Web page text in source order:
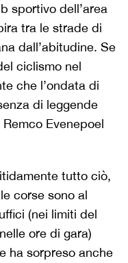
sportivo dell’area
tra le strade di
dall’abitudine. Se
ciclismo nel
che l’ondata di
di leggende
Evenepoel
tutto ciò,
corse sono al
(nei limiti del
ore di gara)
ha sorpreso anche